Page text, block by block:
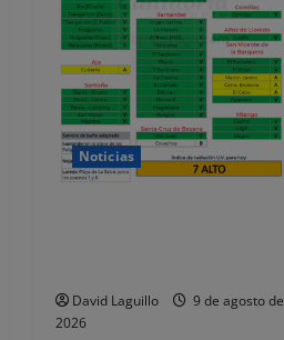
Noticias
David Laguillo
9 de agosto de
2026